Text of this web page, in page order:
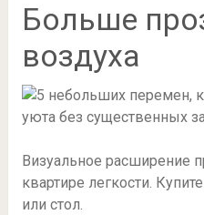
Больше
воздуха
Визуальное расширение
квартире легкости.
или стол.